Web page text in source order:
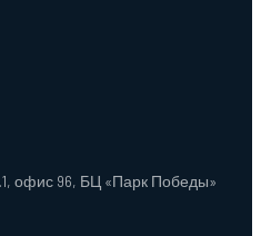
офис 96, БЦ «Парк Победы»